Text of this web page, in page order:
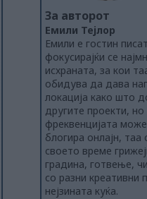
За авторот
Емили Тејлор
Емили е гостин
фокусирајќи се
исхраната, за кои
обидува да дава
локација како што
другите проекти,
фреквенцијата
блогира онлајн,
своето време
градина, готвење,
со разни креативни
нејзината куќа.